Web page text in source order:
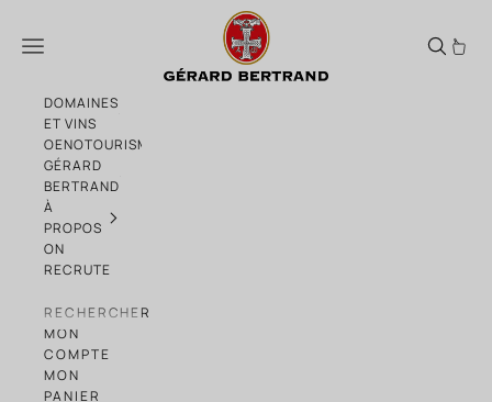
BLACKCURRANT TONIC
Menu
DOMAINES
ET VINS
OENOTOURISME
GÉRARD
BERTRAND
À
PROPOS
ON
RECRUTE
RECHERCHER
MON
COMPTE
MON
PANIER